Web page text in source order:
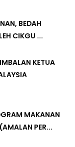
BEDAH
CIKGU ...
KETUA
MAKANAN
PER...